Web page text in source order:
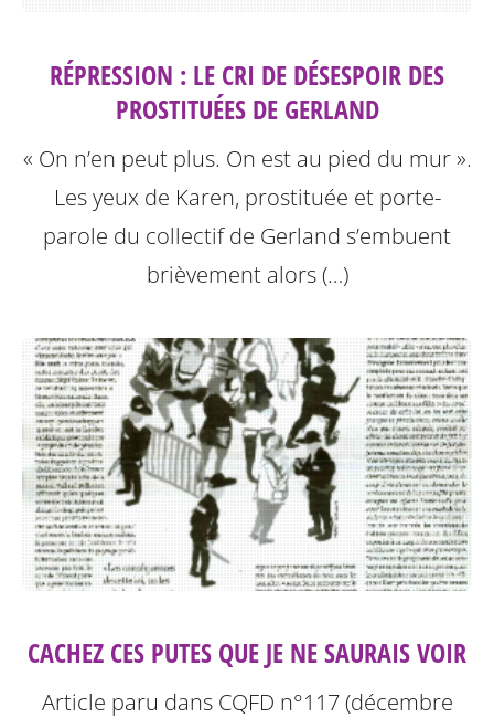
RÉPRESSION : LE CRI DE DÉSESPOIR DES
PROSTITUÉES DE GERLAND
« On n’en peut plus. On est au pied du mur ».
Les yeux de Karen, prostituée et porte-
parole du collectif de Gerland s’embuent
brièvement alors (…)
CACHEZ CES PUTES QUE JE NE SAURAIS VOIR
Article paru dans CQFD n°117 (décembre